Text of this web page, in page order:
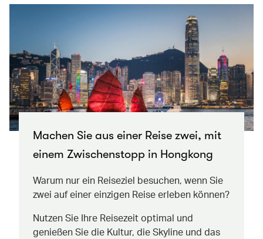
Machen Sie aus einer Reise zwei, mit
einem Zwischenstopp in Hongkong
Warum nur ein Reiseziel besuchen, wenn Sie
zwei auf einer einzigen Reise erleben können?
Nutzen Sie Ihre Reisezeit optimal und
genießen Sie die Kultur, die Skyline und das